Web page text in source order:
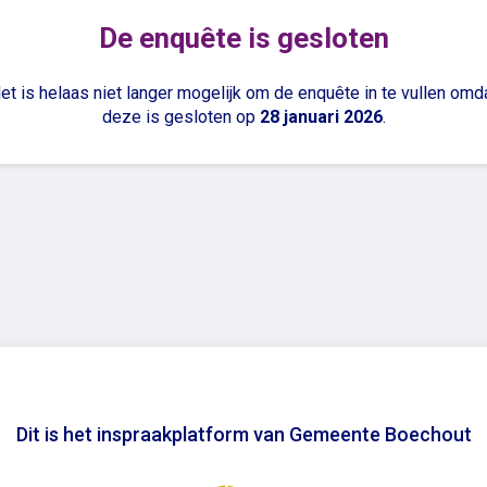
De enquête is gesloten
is helaas niet langer mogelijk om de enquête in te vullen
deze is gesloten op 28 januari 2026.
Dit is het inspraakplatform van Gemeente Boechout